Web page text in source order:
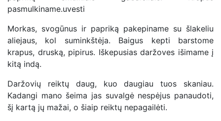
pasmulkiname.uvesti
Morkas, svogūnus ir papriką pakepiname su šlakeliu
aliejaus, kol suminkštėja. Baigus kepti barstome
krapus, druską, pipirus. Iškepusias daržoves išimame į
kitą indą.
Daržovių reiktų daug, kuo daugiau tuos skaniau.
Kadangi mano šeima jas suvalgė nespėjus panaudoti,
šį kartą jų mažai, o šiaip reiktų nepagailėti.